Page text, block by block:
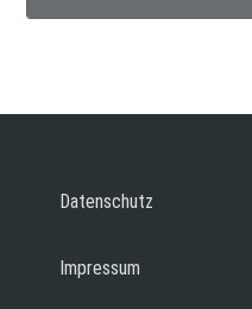
Datenschutz
Impressum